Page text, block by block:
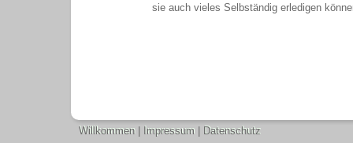
sie auch vieles Selbständig erledigen
Willkommen Impressum Datenschutz